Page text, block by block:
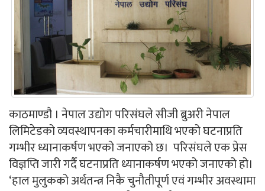
काठमाण्डौ । नेपाल उद्योग परिसंघले सीजी ब्रुअरी नेपाल
लिमिटेडको व्यवस्थापनका कर्मचारीमाथि भएको घटनाप्रति
गम्भीर ध्यानाकर्षण भएको जनाएको छ। परिसंघले एक प्रेस
विज्ञप्ति जारी गर्दै घटनाप्रति ध्यानाकर्षण भएको जनाएको हो।
‘हाल मुलुकको अर्थतन्त्र निकै चुनौतीपूर्ण एवं गम्भीर अवस्थामा